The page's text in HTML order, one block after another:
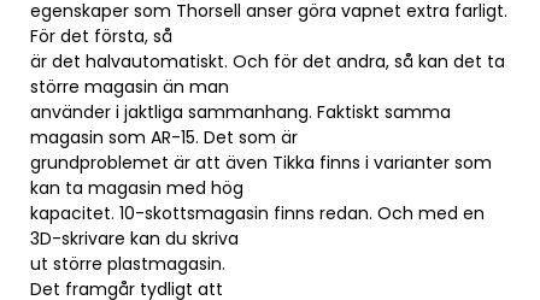
egenskaper som Thorsell anser göra vapnet extra farligt.
För det första, så
är det halvautomatiskt. Och för det andra, så kan det ta
större magasin än man
använder i jaktliga sammanhang. Faktiskt samma
magasin som AR-15. Det som är
grundproblemet är att även Tikka finns i varianter som
kan ta magasin med hög
kapacitet. 10-skottsmagasin finns redan. Och med en
3D-skrivare kan du skriva
ut större plastmagasin.
Det framgår tydligt att